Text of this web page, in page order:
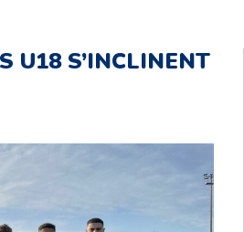
U18 S’INCLINENT